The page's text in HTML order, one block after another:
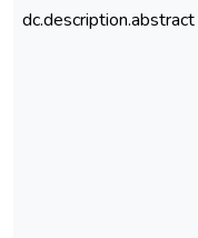
dc.description.abstract